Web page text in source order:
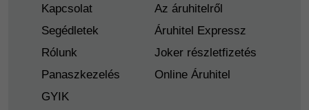
Kapcsolat
Segédletek
Rólunk
Panaszkezelés
GYIK
Az áruhitelről
Áruhitel Expressz
Joker részletfizetés
Online Áruhitel